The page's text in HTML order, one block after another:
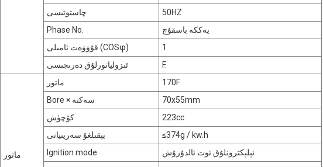
چاستوتىسى
50HZ
Phase No.
يەككە باسقۇچ
قۇۋۋەت ئامىلى (COSφ)
1
ئىزولياتورلۇق دەرىجىسى
F.
ماتور
ماتور
170F
Bore × سەكتە
70x55mm
كۆچۈش
223cc
يېقىلغۇ سەرپىياتى
≤374g / kw.h
Ignition mode
ئېلېكترونلۇق ئوت ئالدۇرۇش